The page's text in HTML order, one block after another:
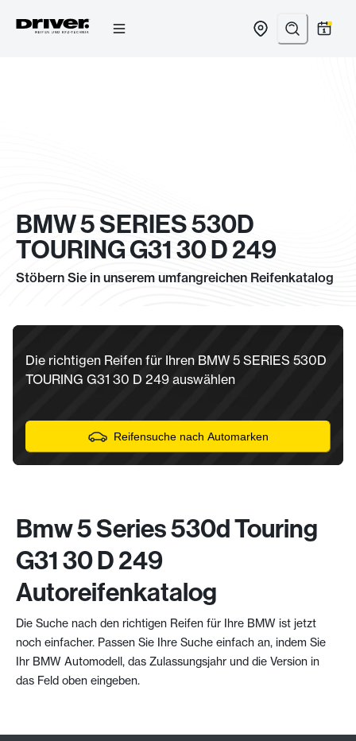
BMW 5 SERIES 530D
TOURING G31 30 D 249
Stöbern Sie in unserem umfangreichen Reifenkatalog
Die richtigen Reifen für Ihren BMW 5 SERIES 530D
TOURING G31 30 D 249 auswählen
Reifensuche nach Automarken
Bmw 5 Series 530d Touring
G31 30 D 249
Autoreifenkatalog
Die Suche nach den richtigen Reifen für Ihre BMW ist jetzt
noch einfacher. Passen Sie Ihre Suche einfach an, indem Sie
Ihr BMW Automodell, das Zulassungsjahr und die Version in
das Feld oben eingeben.